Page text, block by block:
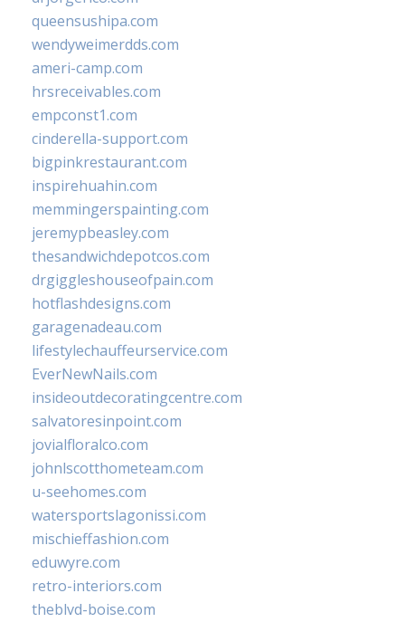
queensushipa.com
wendyweimerdds.com
ameri-camp.com
hrsreceivables.com
empconst1.com
cinderella-support.com
bigpinkrestaurant.com
inspirehuahin.com
memmingerspainting.com
jeremypbeasley.com
thesandwichdepotcos.com
drgiggleshouseofpain.com
hotflashdesigns.com
garagenadeau.com
lifestylechauffeurservice.com
EverNewNails.com
insideoutdecoratingcentre.com
salvatoresinpoint.com
jovialfloralco.com
johnlscotthometeam.com
u-seehomes.com
watersportslagonissi.com
mischieffashion.com
eduwyre.com
retro-interiors.com
theblvd-boise.com